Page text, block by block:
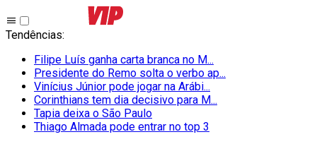
Tendências:
Filipe Luís ganha carta branca no M...
Presidente do Remo solta o verbo ap...
Vinícius Júnior pode jogar na Arábi...
Corinthians tem dia decisivo para M...
Tapia deixa o São Paulo
Thiago Almada pode entrar no top 3